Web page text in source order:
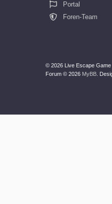
Portal
Foren-Team
© 2026 Live Escape Game
Forum © 2026 MyBB